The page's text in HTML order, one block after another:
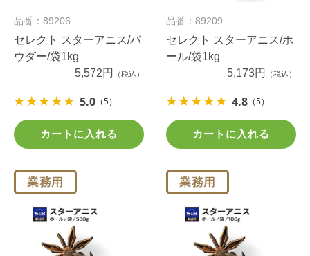
品番：89206
セレクト スターアニス/パ
ウダー/袋1kg
5,572円
（税込）
5.0 （5）
カートに入れる
品番：89209
セレクト スターアニス/ホ
ール/袋1kg
5,173円
（税込）
4.8 （5）
カートに入れる